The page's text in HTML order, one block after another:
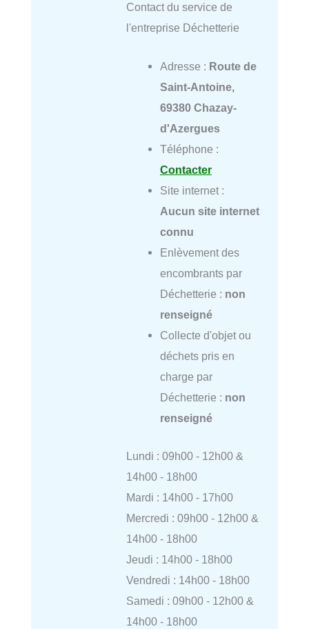
Contact du service de
l'entreprise Déchetterie
Adresse : Route de
Saint-Antoine,
69380 Chazay-
d'Azergues
Téléphone :
Contacter
Site internet :
Aucun site internet
connu
Enlèvement des
encombrants par
Déchetterie : non
renseigné
Collecte d'objet ou
déchets pris en
charge par
Déchetterie : non
renseigné
Lundi : 09h00 - 12h00 &
14h00 - 18h00
Mardi : 14h00 - 17h00
Mercredi : 09h00 - 12h00 &
14h00 - 18h00
Jeudi : 14h00 - 18h00
Vendredi : 14h00 - 18h00
Samedi : 09h00 - 12h00 &
14h00 - 18h00